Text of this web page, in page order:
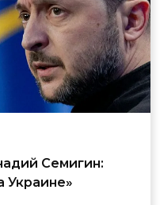
Семигин:
Украине»